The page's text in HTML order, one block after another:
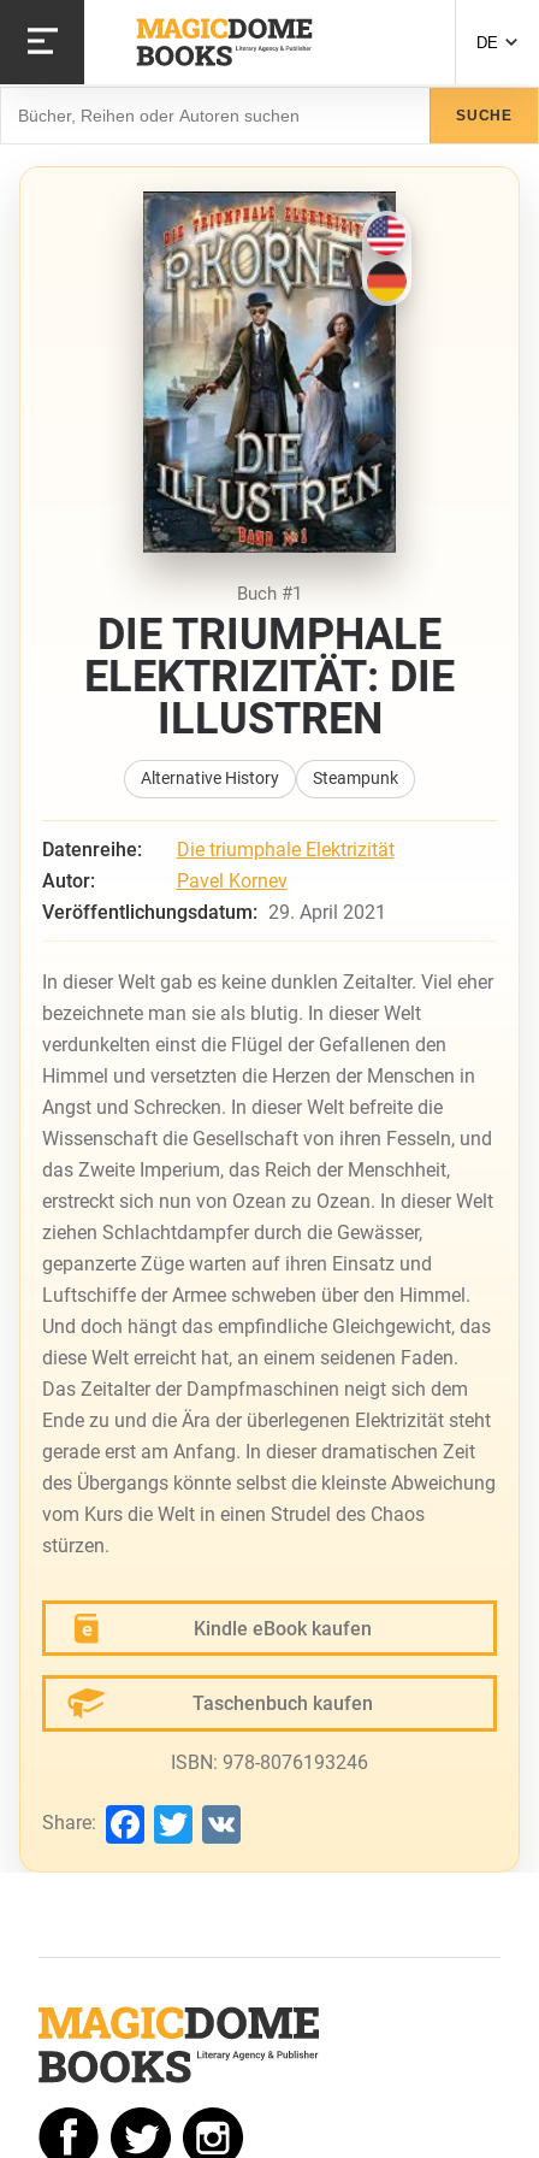
zum
Inhalt
DE
SUCHE
Buch #1
DIE TRIUMPHALE
ELEKTRIZITÄT: DIE
ILLUSTREN
Alternative History Steampunk
Datenreihe:
Die triumphale Elektrizität
Autor:
Pavel Kornev
Veröffentlichungsdatum: 29. April 2021
In dieser Welt gab es keine dunklen Zeitalter. Viel eher
bezeichnete man sie als blutig. In dieser Welt
verdunkelten einst die Flügel der Gefallenen den
Himmel und versetzten die Herzen der Menschen in
Angst und Schrecken. In dieser Welt befreite die
Wissenschaft die Gesellschaft von ihren Fesseln, und
das Zweite Imperium, das Reich der Menschheit,
erstreckt sich nun von Ozean zu Ozean. In dieser Welt
ziehen Schlachtdampfer durch die Gewässer,
gepanzerte Züge warten auf ihren Einsatz und
Luftschiffe der Armee schweben über den Himmel.
Und doch hängt das empfindliche Gleichgewicht, das
diese Welt erreicht hat, an einem seidenen Faden.
Das Zeitalter der Dampfmaschinen neigt sich dem
Ende zu und die Ära der überlegenen Elektrizität steht
gerade erst am Anfang. In dieser dramatischen Zeit
des Übergangs könnte selbst die kleinste Abweichung
vom Kurs die Welt in einen Strudel des Chaos
stürzen.
Kindle eBook kaufen
Taschenbuch kaufen
ISBN: 978-8076193246
Share: Facebook
Twitter